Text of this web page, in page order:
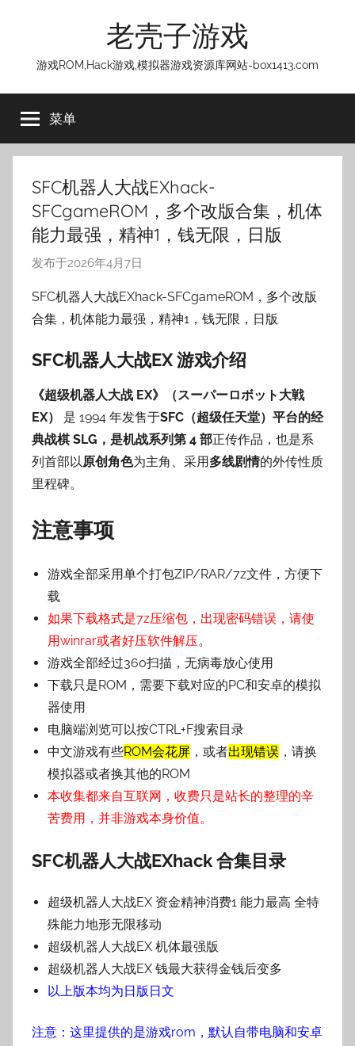
老壳子游戏
游戏ROM,Hack游戏,模拟器游戏资源库网站-box1413.com
菜单
SFC机器人大战EXhack-
SFCgameROM，多个改版合集，机体
能力最强，精神1，钱无限，日版
发布于2026年4月7日
:
老
子
SFC机器人大战EXhack-SFCgameROM，多个改版
合集，机体能力最强，精神1，钱无限，日版
SFC机器人大战EX 游戏介绍
《超级机器人大战 EX》（スーパーロボット大戦
EX）
是 1994 年发售于SFC（超级任天堂）平台的经
典战棋 SLG，是机战系列第 4 部正传作品，也是系
列首部以原创角色为主角、采用多线剧情的外传性质
里程碑。
注意事项
游戏全部采用单个打包ZIP/RAR/7z文件，方便下
载
如果下载格式是7z压缩包，出现密码错误，请使
用winrar或者好压软件解压。
游戏全部经过360扫描，无病毒放心使用
下载只是ROM，需要下载对应的PC和安卓的模拟
器使用
电脑端浏览可以按CTRL+F搜索目录
中文游戏有些ROM会花屏 ，或者出现错误 ，请换
模拟器或者换其他的ROM
本收集都来自互联网，收费只是站长的整理的辛
苦费用，并非游戏本身价值。
SFC机器人大战EXhack 合集目录
超级机器人大战EX 资金精神消费1 能力最高 全特
殊能力地形无限移动
超级机器人大战EX 机体最强版
超级机器人大战EX 钱最大获得金钱后变多
以上版本均为日版日文
注意：这里提供的是游戏rom，默认自带电脑和安卓